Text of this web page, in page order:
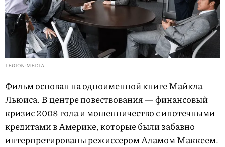
LEGION-MEDIA
Фильм основан на одноименной книге Майкла
Льюиса. В центре повествования — финансовый
кризис 2008 года и мошенничество с ипотечными
кредитами в Америке, которые были забавно
интерпретированы режиссером Адамом Маккеем.